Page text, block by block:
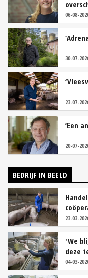
06-08-
30-07-
23-07-
‘Een
20-07-
BEDRIJF IN BEELD
23-03-
'We
deze
04-03-